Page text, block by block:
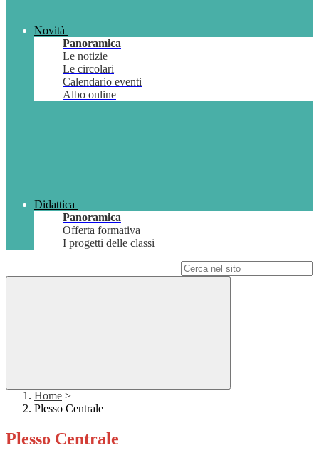
Novità
Panoramica
Le notizie
Le circolari
Calendario eventi
Albo online
Didattica
Panoramica
Offerta formativa
I progetti delle classi
Home >
Plesso Centrale
Plesso Centrale